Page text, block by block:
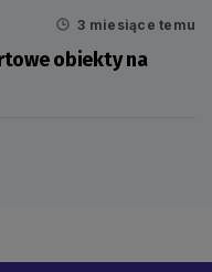
3 miesiące temu
obiekty na